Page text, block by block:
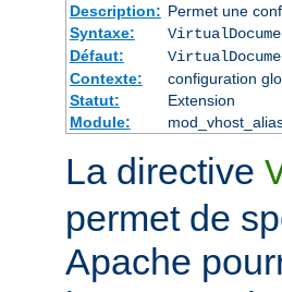
Description: Permet une
Syntaxe:
Défaut:
Contexte:
configuration
Statut:
Extension
Module:
La directive
permet de
Apache